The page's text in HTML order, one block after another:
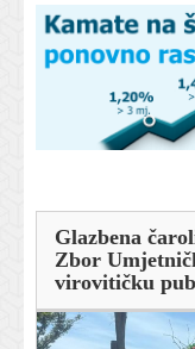
Glazbena
Zbor
virovitičku